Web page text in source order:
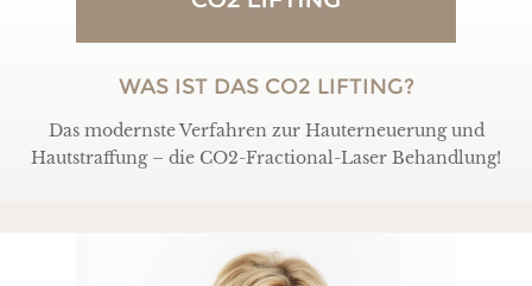
WAS IST DAS CO2 LIFTING?
Das modernste Verfahren zur Hauterneuerung und
Hautstraffung – die CO2-Fractional-Laser Behandlung!